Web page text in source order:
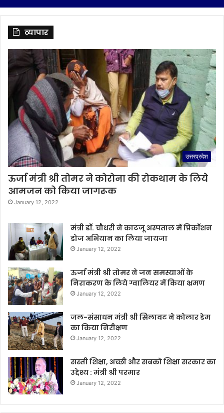
व्यापार
उत्तरप्रदेश
ऊर्जा मंत्री श्री तोमर ने कोरोना की रोकथाम के लिये
आमजन को किया जागरूक
January 12, 2022
मंत्री डॉ. चौधरी ने काटजू अस्पताल में प्रिकॉशन
डोज अभियान का लिया जायजा
January 12, 2022
ऊर्जा मंत्री श्री तोमर ने जन समस्याओं के
निराकरण के लिये ग्वालियर में किया भ्रमण
January 12, 2022
जल-संसाधन मंत्री श्री सिलावट ने कोलार डेम
का किया निरीक्षण
January 12, 2022
सस्ती शिक्षा, अच्छी और सबको शिक्षा सरकार का
उद्देश्य : मंत्री श्री परमार
January 12, 2022